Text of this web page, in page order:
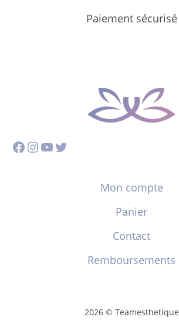
Paiement sécurisé
Facebook
Instagram
YouTube
Twitter
Mon compte
Panier
Contact
Remboursements
2026 © Teamesthetique